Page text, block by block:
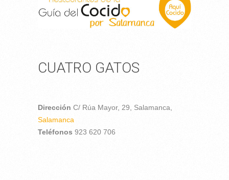
CUATRO GATOS
Dirección C/ Rúa Mayor, 29, Salamanca,
Salamanca
Teléfonos 923 620 706